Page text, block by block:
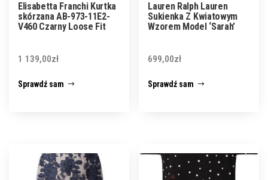
Elisabetta Franchi Kurtka
skórzana AB-973-11E2-
V460 Czarny Loose Fit
1 139,00zł
Sprawdź sam
Lauren Ralph Lauren
Sukienka Z Kwiatowym
Wzorem Model ‘Sarah’
699,00zł
Sprawdź sam